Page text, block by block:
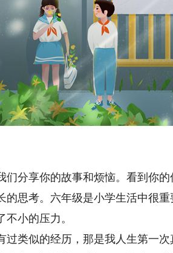
分享你的故事和烦恼。看到你的
的思考。六年级是小学生活中很
小的压力。
类似的经历，那是我人生第一次